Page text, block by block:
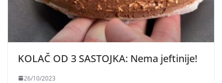
KOLAČ OD 3 SASTOJKA: Nema jeftinije!
26/10/2023